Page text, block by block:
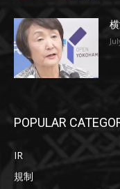
POPULAR
IR
規制